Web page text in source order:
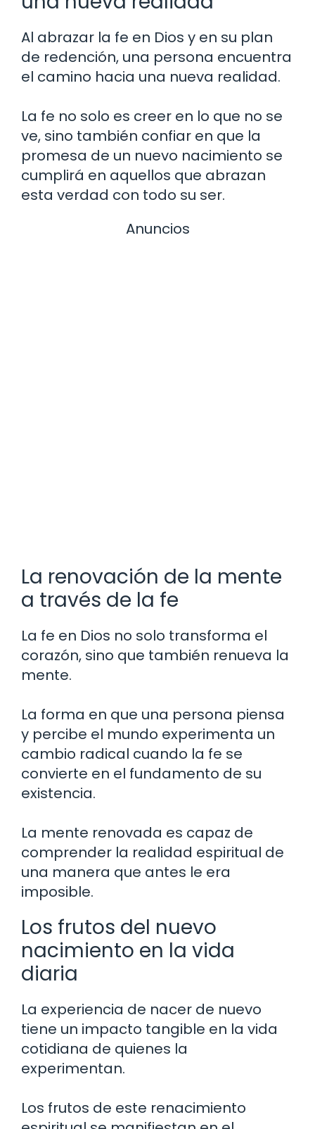
Al abrazar la fe en Dios y en su plan
de redención, una persona encuentra
el camino hacia una nueva realidad.
La fe no solo es creer en lo que no se
ve, sino también confiar en que la
promesa de un nuevo nacimiento se
cumplirá en aquellos que abrazan
esta verdad con todo su ser.
Anuncios
La renovación de la mente
a través de la fe
La fe en Dios no solo transforma el
corazón, sino que también renueva la
mente.
La forma en que una persona piensa
y percibe el mundo experimenta un
cambio radical cuando la fe se
convierte en el fundamento de su
existencia.
La mente renovada es capaz de
comprender la realidad espiritual de
una manera que antes le era
imposible.
Los frutos del nuevo
nacimiento en la vida
diaria
La experiencia de nacer de nuevo
tiene un impacto tangible en la vida
cotidiana de quienes la
experimentan.
Los frutos de este renacimiento